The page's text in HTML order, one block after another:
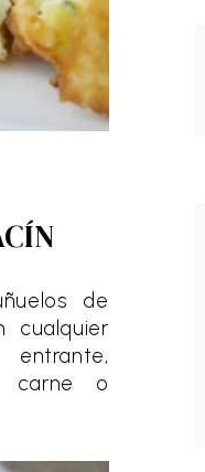
de
cualquier
carne o